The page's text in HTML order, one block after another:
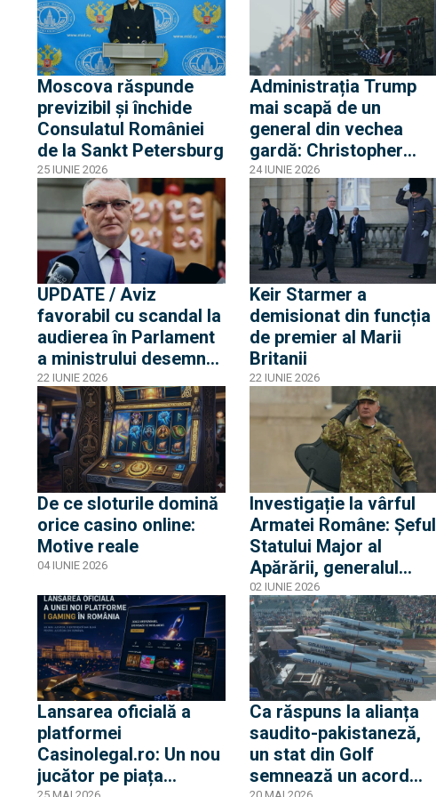
funcție la BYD
Moscova răspunde
previzibil și închide
Consulatul României
de la Sankt Petersburg
25 IUNIE 2026
Administrația Trump
mai scapă de un
general din vechea
gardă: Christopher
Donaghue era unul
dintre susținătorii
Ucrainei
24 IUNIE 2026
UPDATE / Aviz
favorabil cu scandal la
audierea în Parlament
a ministrului desemnat
al Apărării, Sorin
Cîmpeanu (VIDEO)
22 IUNIE 2026
Keir Starmer a
demisionat din funcția
de premier al Marii
Britanii
22 IUNIE 2026
De ce sloturile domină
orice casino online:
Motive reale
04 IUNIE 2026
Investigație la vârful
Armatei Române: Șeful
Statului Major al
Apărării, generalul
Gheorghiță Vlad, ar fi
fost pus sub acuzare
de DNA
02 IUNIE 2026
Lansarea oficială a
platformei
Casinolegal.ro: Un nou
jucător pe piața
Ca răspuns la alianța
saudito-pakistaneză,
un stat din Golf
semnează un acord